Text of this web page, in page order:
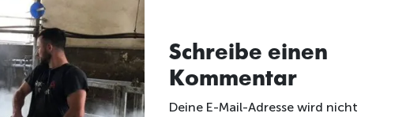
Schreibe einen
Kommentar
Deine E-Mail-Adresse wird nicht